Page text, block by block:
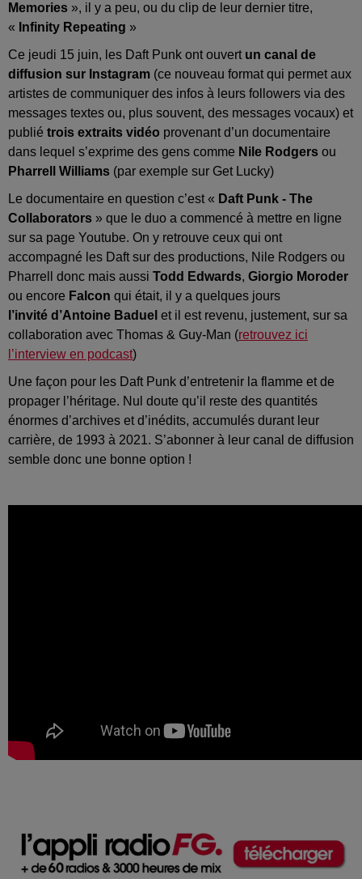
Memories », il y a peu, ou du clip de leur dernier titre,
« Infinity Repeating »
Ce jeudi 15 juin, les Daft Punk ont ouvert un canal de
diffusion sur Instagram (ce nouveau format qui permet aux
artistes de communiquer des infos à leurs followers via des
messages textes ou, plus souvent, des messages vocaux) et
publié trois extraits vidéo provenant d’un documentaire
dans lequel s’exprime des gens comme Nile Rodgers ou
Pharrell Williams (par exemple sur Get Lucky)
Le documentaire en question c’est « Daft Punk - The
Collaborators » que le duo a commencé à mettre en ligne
sur sa page Youtube. On y retrouve ceux qui ont
accompagné les Daft sur des productions, Nile Rodgers ou
Pharrell donc mais aussi Todd Edwards, Giorgio Moroder
ou encore Falcon qui était, il y a quelques jours
l’invité d’Antoine Baduel et il est revenu, justement, sur sa
collaboration avec Thomas & Guy-Man (retrouvez ici
l’interview en podcast)
Une façon pour les Daft Punk d’entretenir la flamme et de
propager l’héritage. Nul doute qu’il reste des quantités
énormes d’archives et d’inédits, accumulés durant leur
carrière, de 1993 à 2021. S’abonner à leur canal de diffusion
semble donc une bonne option !